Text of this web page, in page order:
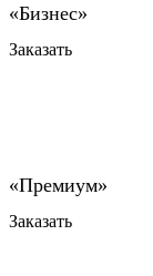
Заказать
Заказать